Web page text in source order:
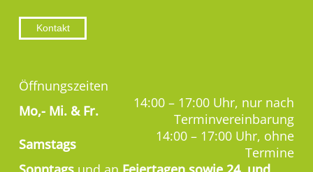
Kontakt
Öffnungszeiten
Mo,- Mi. & Fr.
14:00 – 17:00 Uhr, nur nach
Terminvereinbarung
Samstags
14:00 – 17:00 Uhr, ohne
Termine